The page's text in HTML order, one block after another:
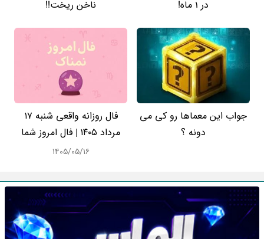
در 1 ماه! ناخن ریخت!!
جواب این معماها رو کی می
دونه ؟
فال روزانه واقعی شنبه ۱۷
مرداد ۱۴۰۵ | فال امروز شما
۱۴۰۵/۰۵/۱۶